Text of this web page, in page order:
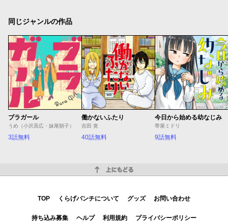
同じジャンルの作品
ブラガール
うめ（小沢高広・妹尾朝子）
3話無料
働かないふたり
吉田 覚
40話無料
今日から始める幼なじみ
帯屋ミドリ
9話無料
TOP くらげバンチについて グッズ お問い合わせ
持ち込み募集 ヘルプ 利用規約 プライバシーポリシー